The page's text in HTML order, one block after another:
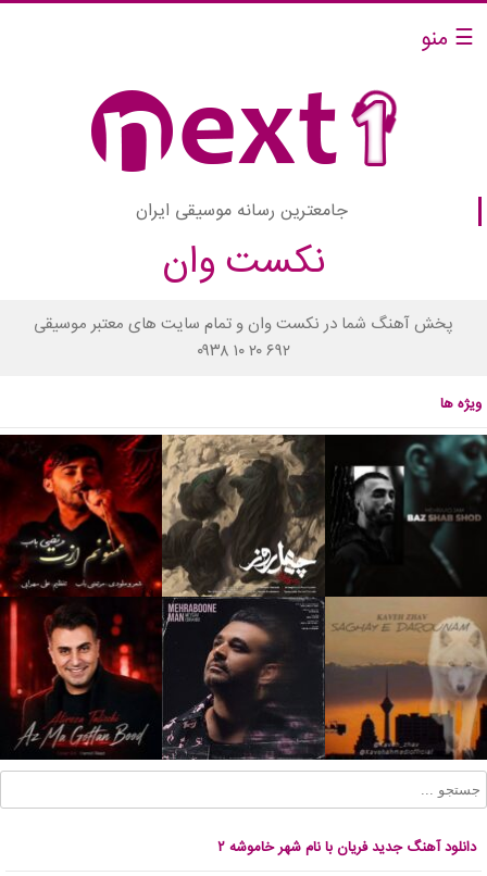
☰ منو
جامعترین رسانه موسیقی ایران
نکست وان
پخش آهنگ شما در نکست وان و تمام سایت های معتبر موسیقی
۰۹۳۸ ۱۰ ۲۰ ۶۹۲
ویژه ها
دانلود آهنگ جدید فریان با نام شهر خاموشه ۲